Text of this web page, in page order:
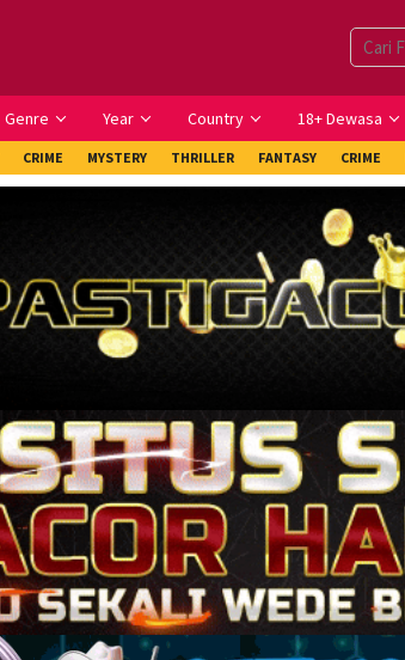
Genre Year Country 18+ Dewasa
CRIME MYSTERY THRILLER FANTASY CRIME